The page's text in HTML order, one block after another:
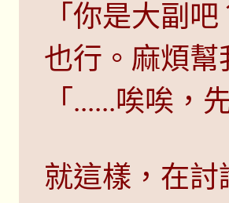
「你是大副
也行。麻煩
「......唉唉，
就這樣，在